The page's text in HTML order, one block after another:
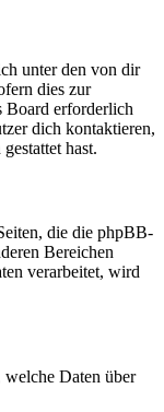
unter den von dir
dies zur
Board erforderlich
dich kontaktieren,
hast.
die die phpBB-
Bereichen
verarbeitet, wird
Daten über